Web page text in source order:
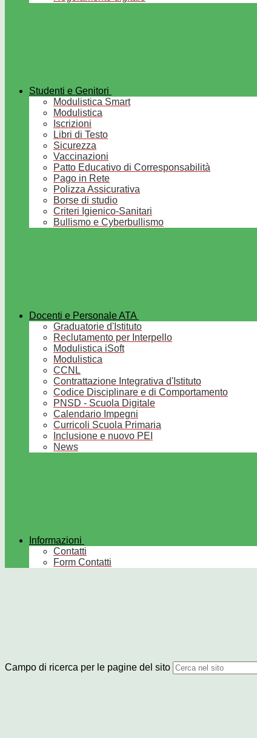
Studenti e Genitori
Modulistica Smart
Modulistica
Iscrizioni
Libri di Testo
Sicurezza
Vaccinazioni
Patto Educativo di Corresponsabilità
Pago in Rete
Polizza Assicurativa
Borse di studio
Criteri Igienico-Sanitari
Bullismo e Cyberbullismo
Docenti e Personale ATA
Graduatorie d'Istituto
Reclutamento per Interpello
Modulistica iSoft
Modulistica
CCNL
Contrattazione Integrativa d'Istituto
Codice Disciplinare e di Comportamento
PNSD - Scuola Digitale
Calendario Impegni
Curricoli Scuola Primaria
Inclusione e nuovo PEI
News
Informazioni
Contatti
Form Contatti
Campo di ricerca per le pagine del sito